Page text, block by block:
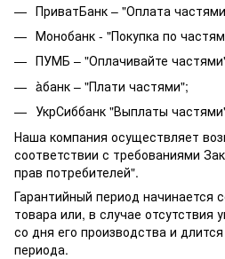
ПриватБанк – "Оплата
Монобанк - "Покупка по
ПУМБ – "Оплачивайте
àбанк – "Плати частями";
УкрСиббанк "Выплаты
Наша компания осуществляет
соответствии с требованиями
прав потребителей".
Гарантийный период начинается
товара или, в случае отсутствия
со дня его производства и
периода.